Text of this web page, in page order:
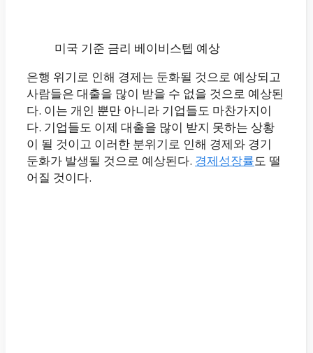
미국 기준 금리 베이비스텝 예상
은행 위기로 인해 경제는 둔화될 것으로 예상되고
사람들은 대출을 많이 받을 수 없을 것으로 예상된
다. 이는 개인 뿐만 아니라 기업들도 마찬가지이
다. 기업들도 이제 대출을 많이 받지 못하는 상황
이 될 것이고 이러한 분위기로 인해 경제와 경기
둔화가 발생될 것으로 예상된다. 경제성장률도 떨
어질 것이다.